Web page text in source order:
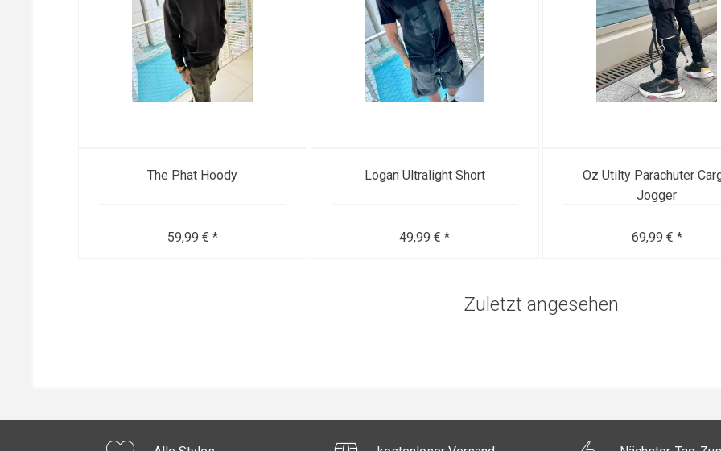
The Phat Hoody
59,99 € *
Logan Ultralight Short
49,99 € *
Oz Utilty Parachuter
Jogger
69,99 € *
Zuletzt angesehen